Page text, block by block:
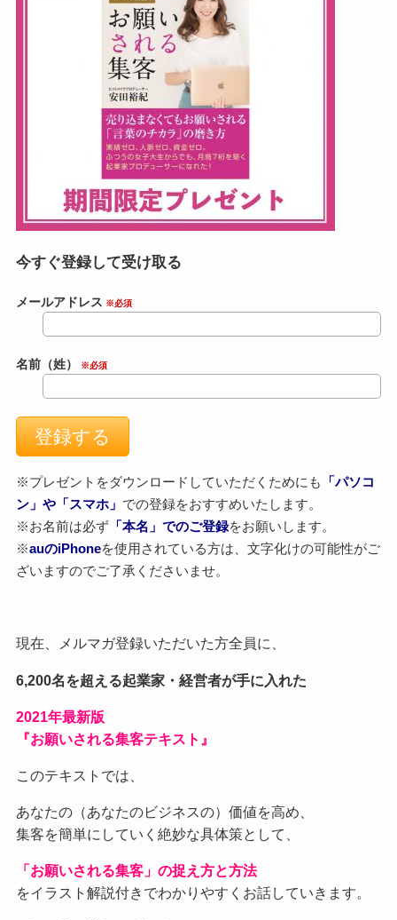
今すぐ登録して受け取る
メールアドレス ※必須
名前（姓） ※必須
※プレゼントをダウンロードしていただくためにも
「パソコ
ン」や「スマホ」 での登録をおすすめいたします。
※お名前は必ず「本名」でのご登録をお願いします。
※auのiPhoneを使用されている方は、文字化けの可能性がご
ざいますのでご了承くださいませ。
現在、メルマガ登録いただいた方全員に、
6,200名を超える起業家・経営者が手に入れた
2021年最新版
『お願いされる集客テキスト』
このテキストでは、
あなたの（あなたのビジネスの）価値を高め、
集客を簡単にしていく絶妙な具体策として、
「お願いされる集客」の捉え方と方法
をイラスト解説付きでわかりやすくお話していきます。